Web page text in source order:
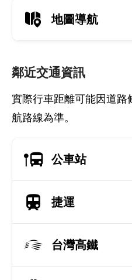
地圖導航
鄰近交通資訊
實際行車距離可能因道路
航路線為準。
公車站
捷運
台灣高鐵